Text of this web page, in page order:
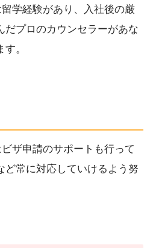
留学経験があり、入社後の厳
だプロのカウンセラーがあな
。
ザ申請のサポートも行って
ど常に対応していけるよう努